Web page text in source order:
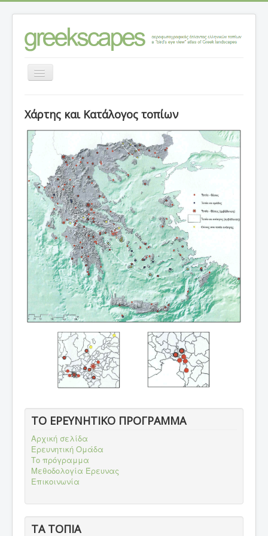
Εναλλαγή
πλοήγησης
Αρχική σελίδα
Χάρτης και Κατάλογος τοπίων
ΤΟ ΕΡΕΥΝΗΤΙΚΟ ΠΡΟΓΡΑΜΜΑ
Αρχική σελίδα
Ερευνητική Ομάδα
Το πρόγραμμα
Μεθοδολογία Έρευνας
Επικοινωνία
ΤΑ ΤΟΠΙΑ